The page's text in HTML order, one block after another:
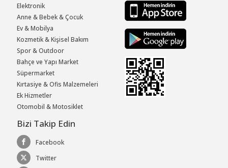
Elektronik
Anne & Bebek & Çocuk
Ev & Mobilya
Kozmetik & Kişisel Bakım
Spor & Outdoor
Bahçe ve Yapı Market
Süpermarket
Kırtasiye & Ofis Malzemeleri
Ek Hizmetler
Otomobil & Motosiklet
Bizi Takip Edin
Facebook
Twitter